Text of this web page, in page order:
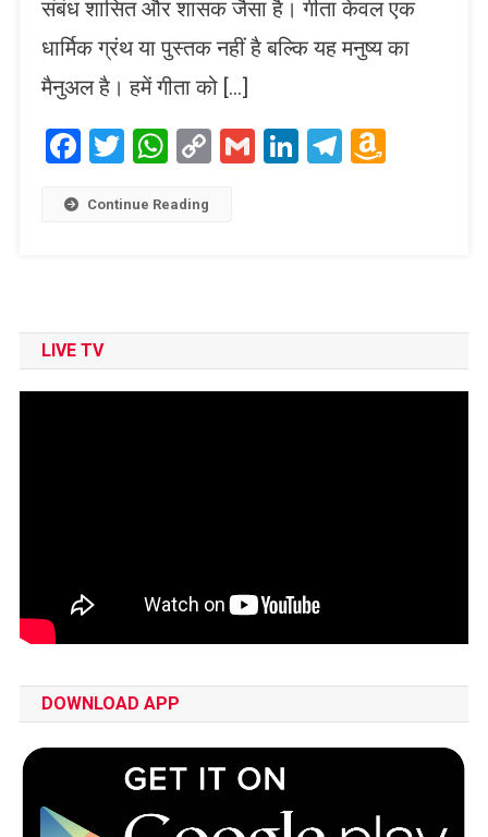
संबंध शासित और शासक जैसा है। गीता केवल एक
धार्मिक ग्रंथ या पुस्तक नहीं है बल्कि यह मनुष्य का
मैनुअल है। हमें गीता को […]
Facebook
Twitter
WhatsApp
CopyGmailLinkedIn
Telegram
Continue Reading
LIVE TV
DOWNLOAD APP